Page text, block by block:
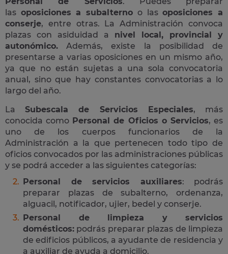
las oposiciones a subalterno o lasoposiciones a
conserje, entre otras. La Administración convoca
plazas con asiduidad a nivel local, provincial y
autonómico. Además, existe la posibilidad de
presentarse a varias oposiciones en un mismo año,
ya que no están sujetas a una sola convocatoria
anual, sino que hay constantes convocatorias a lo
largo del año.
LaSubescala de Servicios Especiales, más
conocida como Personal de Oficios o Servicios, es
uno de los cuerpos funcionarios de la
Administración a la que pertenecen todo tipo de
oficios convocados por las administraciones públicas
y se podrá acceder a las siguientes categorías:
Personal de servicios auxiliares: podrás
preparar plazas de subalterno, ordenanza,
alguacil, notificador, ujier, bedel y conserje.
Personal de limpieza y servicios
domésticos: podrás preparar plazas de limpieza
de edificios públicos, a ayudante de residencia y
a auxiliar de ayuda a domicilio.